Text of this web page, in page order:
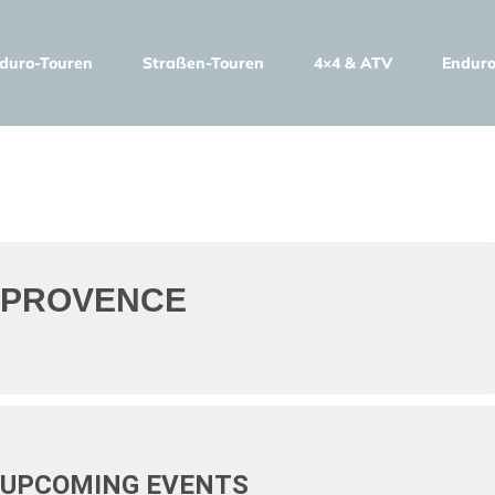
Touren Straßen-Touren 4×4 & ATV
by
PROVENCE
UPCOMING EVENTS